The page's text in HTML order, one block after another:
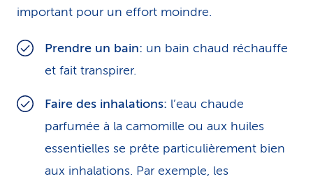
important pour un effort moindre.
Prendre un bain: un bain chaud réchauffe
et fait transpirer.
Faire des inhalations: l’eau chaude
parfumée à la camomille ou aux huiles
essentielles se prête particulièrement bien
aux inhalations. Par exemple, les